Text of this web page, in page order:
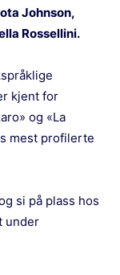
Johnson,
Rossellini.
kjent for
og «La
mest profilerte
si på plass hos
under